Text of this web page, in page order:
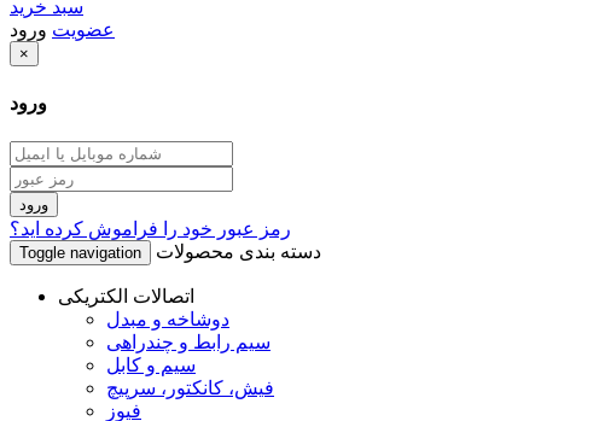
سبد خرید
عضویت ورود
×
ورود
رمز عبور خود را فراموش کرده اید؟
Toggle navigation دسته بندی محصولات
اتصالات الکتریکی
دوشاخه و مبدل
سیم رابط و چندراهی
سیم و کابل
فیش، کانکتور، سرپیچ
فیوز